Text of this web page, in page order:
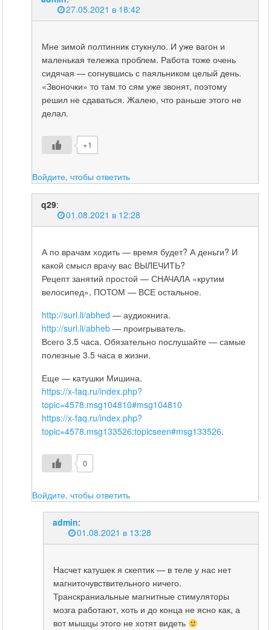
27.05.2021 в 18:42
Мне зимой полтинник стукнуло. И уже вагон и
маленькая тележка проблем. Работа тоже очень
сидячая — согнувшись с паяльником целый день.
«Звоночки» то там то сям уже звонят, поэтому
решил не сдаваться. Жалею, что раньше этого не
делал.
+1
Войдите, чтобы ответить
q29:
01.08.2021 в 12:28
А по врачам ходить — время будет? А деньги? И
какой смысл врачу вас ВЫЛЕЧИТЬ?
Рецепт занятий простой — СНАЧАЛА «крутим
велосипед», ПОТОМ — ВСЕ остальное.
http://surl.li/abhed — аудиокнига.
http://surl.li/abheb — проигрыватель.
Всего 3.5 часа. Обязательно послушайте — самые
полезные 3.5 часа в жизни.
Еще — катушки Мишина.
https://x-faq.ru/index.php?
topic=4578.msg104810#msg104810
https://x-faq.ru/index.php?
topic=4578.msg133526;topicseen#msg133526.
0
Войдите, чтобы ответить
admin:
01.08.2021 в 13:28
Насчет катушек я скептик — в теле у нас нет
магниточувствительного ничего.
Транскраниальные магнитные стимуляторы
мозга работают, хоть и до конца не ясно как, а
вот мышцы этого не хотят видеть